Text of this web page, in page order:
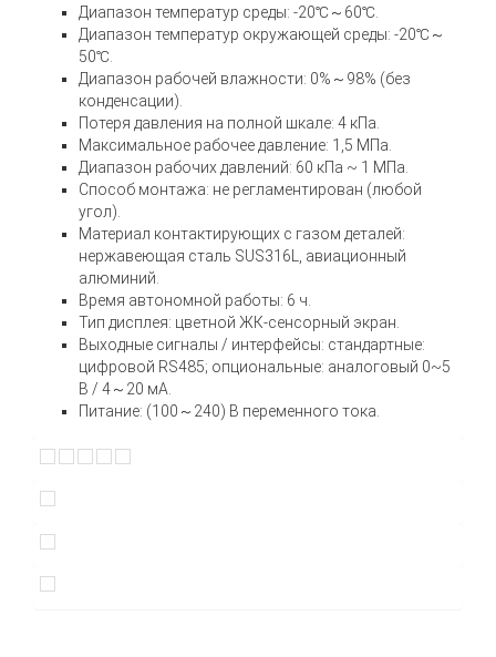
Диапазон температур среды: -20℃～60℃.
Диапазон температур окружающей среды: -20℃～
50℃.
Диапазон рабочей влажности: 0%～98% (без
конденсации).
Потеря давления на полной шкале: 4 кПа.
Максимальное рабочее давление: 1,5 МПа.
Диапазон рабочих давлений: 60 кПа ~ 1 МПа.
Способ монтажа: не регламентирован (любой
угол).
Материал контактирующих с газом деталей:
нержавеющая сталь SUS316L, авиационный
алюминий.
Время автономной работы: 6 ч.
Тип дисплея: цветной ЖК-сенсорный экран.
Выходные сигналы / интерфейсы: стандартные:
цифровой RS485; опциональные: аналоговый 0~5
В / 4～20 мА.
Питание: (100～240) В переменного тока.